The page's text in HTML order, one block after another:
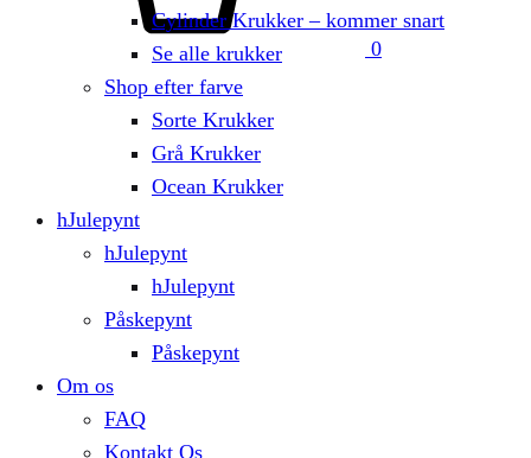
0
Cylinder Krukker – kommer snart
Se alle krukker
Shop efter farve
Sorte Krukker
Grå Krukker
Ocean Krukker
hJulepynt
hJulepynt
hJulepynt
Påskepynt
Påskepynt
Om os
FAQ
Kontakt Os